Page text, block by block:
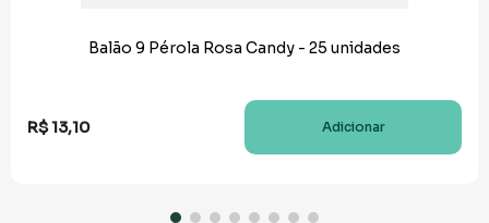
Balão 9 Pérola Rosa Candy - 25 unidades
R$13,10 Adicionar